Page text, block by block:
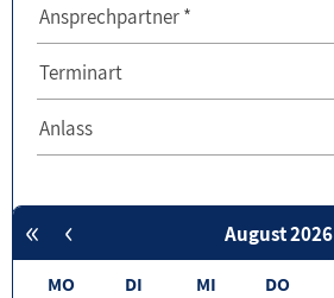
Ansprechpartner *
Terminart
Anlass
« ‹ August 2026
MO DI MI DO